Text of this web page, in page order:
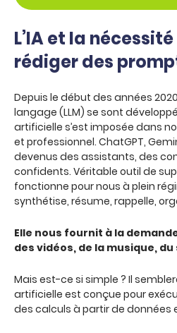
L’IA et la
rédiger des
Depuis le début des années
langage (LLM) se sont
artificielle s’est imposée dans
et professionnel. ChatGPT,
devenus des assistants, des
confidents. Véritable outil de
fonctionne pour nous à plein
synthétise, résume, rappelle,
Elle nous fournit à la
des vidéos, de la musique, du
Mais est-ce si simple ? Il
artificielle est conçue pour
des calculs à partir de données